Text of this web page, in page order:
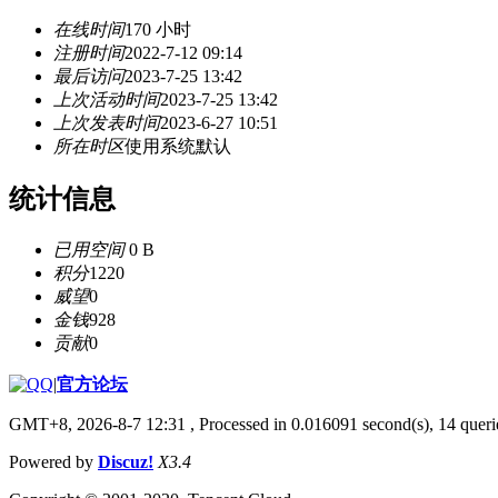
在线时间170 小时
注册时间2022-7-12 09:14
最后访问2023-7-25 13:42
上次活动时间2023-7-25 13:42
上次发表时间2023-6-27 10:51
所在时区使用系统默认
统计信息
已用空间0 B
积分1220
威望0
金钱928
贡献0
|官方论坛
GMT+8, 2026-8-7 12:31 , Processed in 0.016091 second(s), 14
Powered by Discuz! X3.4